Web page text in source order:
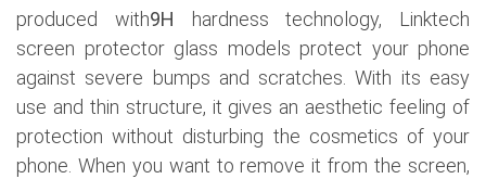
produced with9H hardness technology, Linktech
screen protector glass models protect your phone
against severe bumps and scratches. With its easy
use and thin structure, it gives an aesthetic feeling of
protection without disturbing the cosmetics of your
phone. When you want to remove it from the screen,